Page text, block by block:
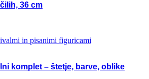
36 cm
komplet – štetje, barve, oblike